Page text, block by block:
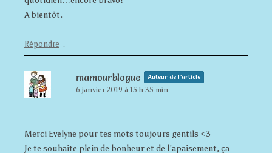
A bientôt.
Répondre ↓
mamourblogue Auteur de l’article
6 janvier 2019 à 15 h 35 min
Merci Evelyne pour tes mots toujours gentils <3
Je te souhaite plein de bonheur et de l'apaisement, ça